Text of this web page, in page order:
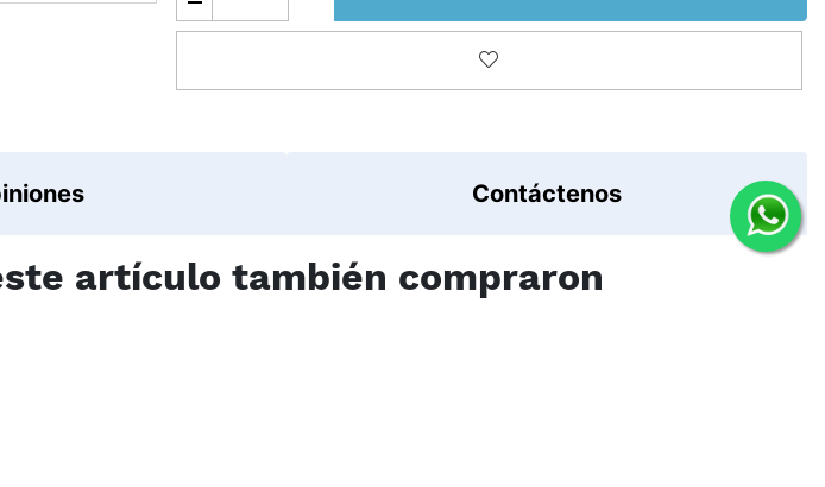
Añadir a la lista de deseos
Contáctenos
artículo también compraron